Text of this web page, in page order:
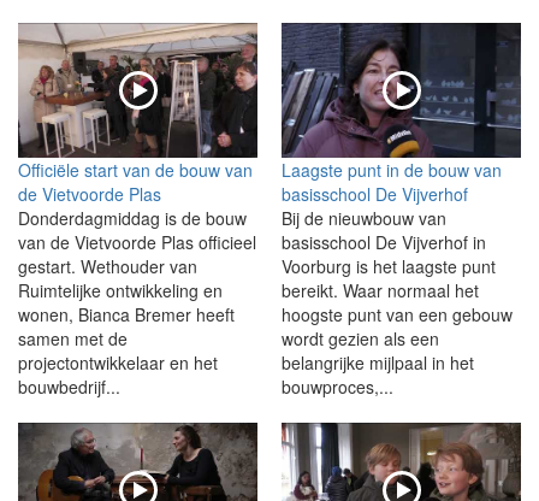
Officiële start van de bouw van
de Vietvoorde Plas
Donderdagmiddag is de bouw
van de Vietvoorde Plas officieel
gestart. Wethouder van
Ruimtelijke ontwikkeling en
wonen, Bianca Bremer heeft
samen met de
projectontwikkelaar en het
bouwbedrijf...
Laagste punt in de bouw van
basisschool De Vijverhof
Bij de nieuwbouw van
basisschool De Vijverhof in
Voorburg is het laagste punt
bereikt. Waar normaal het
hoogste punt van een gebouw
wordt gezien als een
belangrijke mijlpaal in het
bouwproces,...